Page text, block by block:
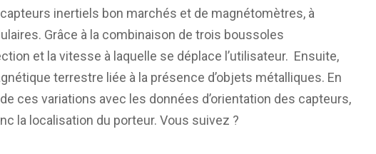
inertiels bon marchés et de magnétomètres, à
Grâce à la combinaison de trois boussoles
et la vitesse à laquelle se déplace l’utilisateur. Ensuite,
terrestre liée à la présence d’objets métalliques. En
ces variations avec les données d’orientation des capteurs,
la localisation du porteur. Vous suivez ?